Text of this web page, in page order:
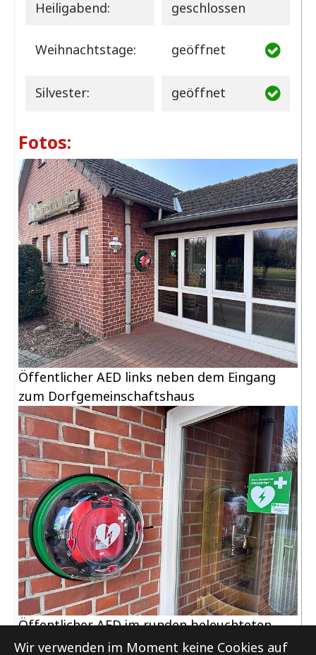
Wir verwenden im Moment keine Cookies auf
Heiligabend: geschlossen
Weihnachtstage: geöffnet
Silvester: geöffnet
Fotos:
Öffentlicher AED links neben dem Eingang
zum Dorfgemeinschaftshaus
Öffentlicher AED im runden beleuchteten
Wandkasten.